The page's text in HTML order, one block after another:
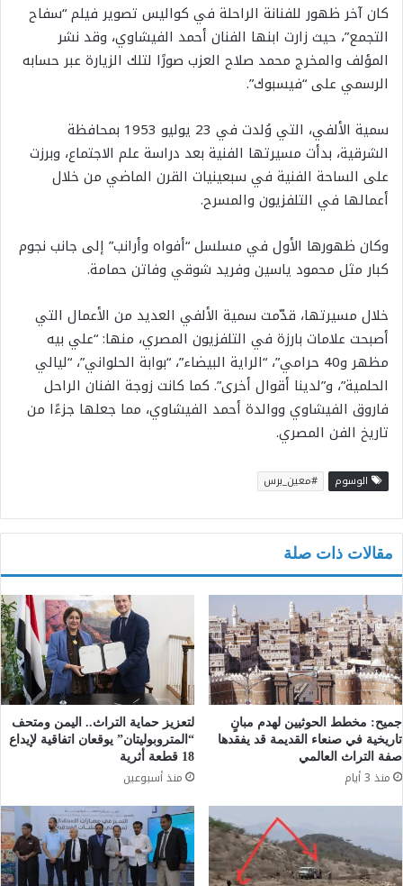
كان آخر ظهور للفنانة الراحلة في كواليس تصوير فيلم “سفاح
التجمع”، حيث زارت ابنها الفنان أحمد الفيشاوي، وقد نشر
المؤلف والمخرج محمد صلاح العزب صورًا لتلك الزيارة عبر حسابه
الرسمي على “فيسبوك”.
سمية الألفي، التي وُلدت في 23 يوليو 1953 بمحافظة
الشرقية، بدأت مسيرتها الفنية بعد دراسة علم الاجتماع، وبرزت
على الساحة الفنية في سبعينيات القرن الماضي من خلال
أعمالها في التلفزيون والمسرح.
وكان ظهورها الأول في مسلسل “أفواه وأرانب” إلى جانب نجوم
كبار مثل محمود ياسين وفريد شوقي وفاتن حمامة.
خلال مسيرتها، قدّمت سمية الألفي العديد من الأعمال التي
أصبحت علامات بارزة في التلفزيون المصري، منها: “علي بيه
مظهر و40 حرامي”، “الراية البيضاء”، “بوابة الحلواني”، “ليالي
الحلمية”، و”لدينا أقوال أخرى”. كما كانت زوجة الفنان الراحل
فاروق الفيشاوي ووالدة أحمد الفيشاوي، مما جعلها جزءًا من
تاريخ الفن المصري.
الوسوم #معين_برس
مقالات ذات صلة
جميح: مخطط الحوثيين لهدم مبانٍ
تاريخية في صنعاء القديمة قد يفقدها
صفة التراث العالمي
منذ 3 أيام
لتعزيز حماية التراث.. اليمن ومتحف
“المتروبوليتان” يوقعان اتفاقية لإيداع
18 قطعة أثرية
منذ أسبوعين